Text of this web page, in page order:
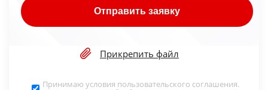
Отправить заявку
Прикрепить файл
Принимаю условия пользовательского соглашения.